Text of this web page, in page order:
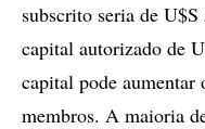
subscrito seria de
capital autorizado de
capital pode aumentar
membros. A maioria